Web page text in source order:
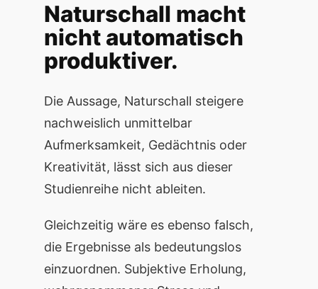
Naturschall macht
nicht automatisch
produktiver.
Die Aussage, Naturschall steigere
nachweislich unmittelbar
Aufmerksamkeit, Gedächtnis oder
Kreativität, lässt sich aus dieser
Studienreihe nicht ableiten.
Gleichzeitig wäre es ebenso falsch,
die Ergebnisse als bedeutungslos
einzuordnen. Subjektive Erholung,